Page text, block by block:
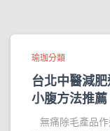
瑜珈分類
台北中醫減
小腹方法推薦
無痛除毛產品作